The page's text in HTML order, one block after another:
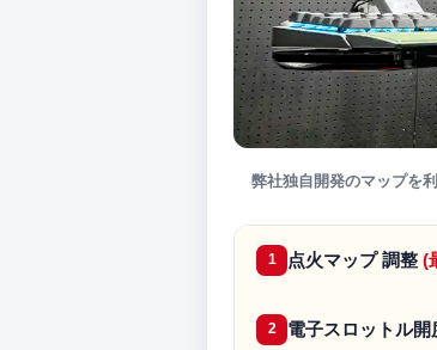
弊社独自開発のマップを
1 点火マップ 調整 (
2 電子スロットル